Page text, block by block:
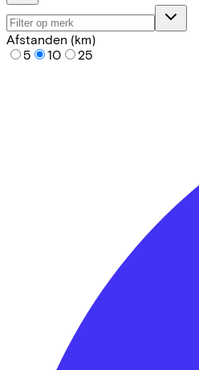
Afstanden (km)
5
10 25